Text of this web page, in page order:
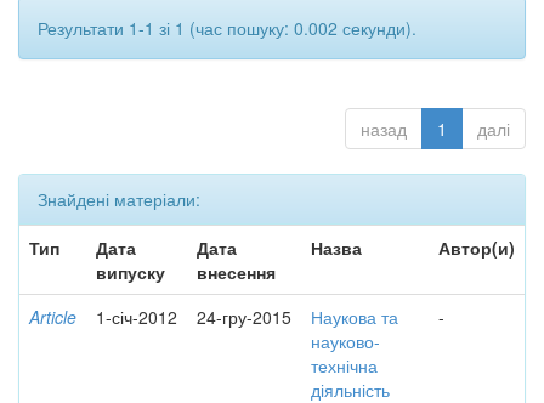
Результати 1-1 зі 1 (час пошуку: 0.002 секунди).
назад 1 далі
Знайдені матеріали:
Тип
Дата
випуску
Дата
внесення
Назва Автор(и)
Article 1-січ-2012 24-гру-2015
Наукова та
науково-
технічна
діяльність
-